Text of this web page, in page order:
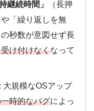
継続時間」
（長押
「繰り返しを無
秒数が意図せず長
け付けなくなって
: 大規模なOSアップ
時的なバグによっ